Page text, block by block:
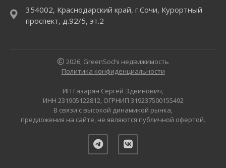
354002, Краснодарский край, г.Сочи, Курортный
проспект, д.92/5, эт.2
2026, GreenSochi недвижимость
Политика конфиденциальности
ИП Газарян Сергей Эдвинович,
ИНН 231905122812, ОГРНИП 319237500155492
В связи с высокой динамикой рынка,
предложения на сайте, не являются публичной офертой.